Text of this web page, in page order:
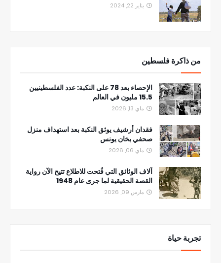
يناير 22, 2024
من ذاكرة فلسطين
الإحصاء بعد 78 على النكبة: عدد الفلسطينيين
15.5 مليون في العالم
ماي 13, 2026
فقدان أرشيف يوثق النكبة بعد استهداف منزل
صحفي بخان يونس
ماي 06, 2026
آلاف الوثائق التي فُتحت للاطلاع تتيح الآن رواية
القصة الحقيقية لما جرى عام 1948
مارس 09, 2026
تجربة حياة